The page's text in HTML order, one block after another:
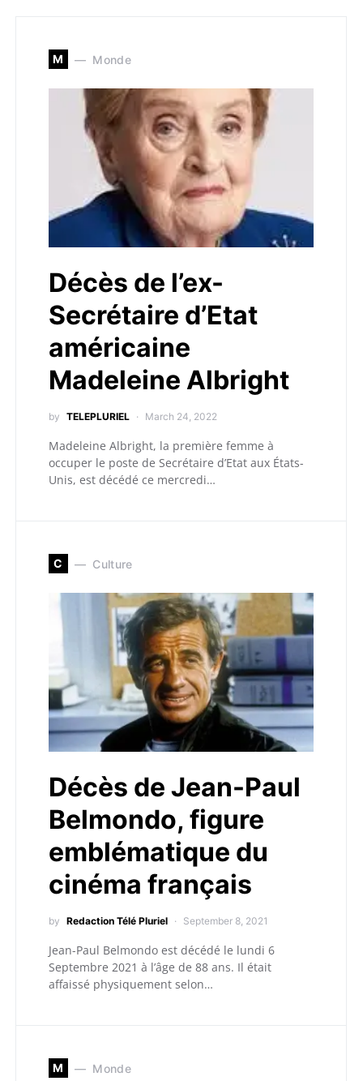
M Monde
Décès de l’ex-
Secrétaire d’Etat
américaine
Madeleine Albright
by TELEPLURIEL March 24, 2022
Madeleine Albright, la première femme à
occuper le poste de Secrétaire d’Etat aux États-
Unis, est décédé ce mercredi…
C Culture
Décès de Jean-Paul
Belmondo, figure
emblématique du
cinéma français
by Redaction Télé Pluriel September 8, 2021
Jean-Paul Belmondo est décédé le lundi 6
Septembre 2021 à l’âge de 88 ans. Il était
affaissé physiquement selon…
M Monde